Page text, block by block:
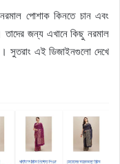
পোশাক কিনতে চান এবং
জন্য এখানে কিছু নরমাল
সুতরাং এই ডিজাইনগুলো দেখে